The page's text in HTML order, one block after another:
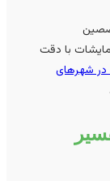
با دقت